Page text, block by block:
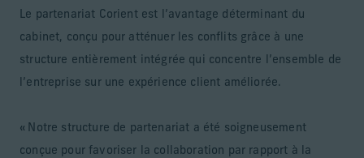
Le partenariat Corient est l’avantage déterminant du
cabinet, conçu pour atténuer les conflits grâce à une
structure entièrement intégrée qui concentre l’ensemble de
l’entreprise sur une expérience client améliorée.
« Notre structure de partenariat a été soigneusement
conçue pour favoriser la collaboration par rapport à la